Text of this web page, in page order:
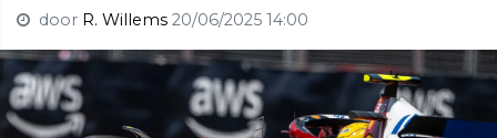
door R. Willems 20/06/2025 14:00